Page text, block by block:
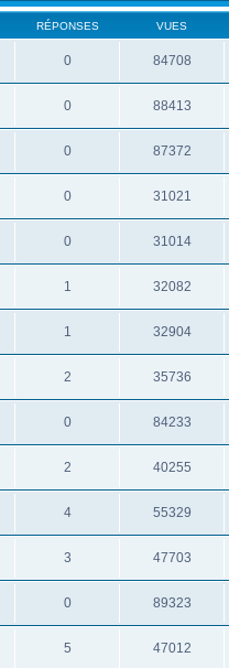
RÉPONSES VUES
0 84708
0 88413
0 87372
0 31021
0 31014
1 32082
1 32904
2 35736
0 84233
2 40255
4 55329
3 47703
0 89323
5 47012